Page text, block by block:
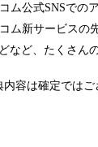
ム公式SNSでの
ム新サービスの
など、たくさん
容は確定ではご